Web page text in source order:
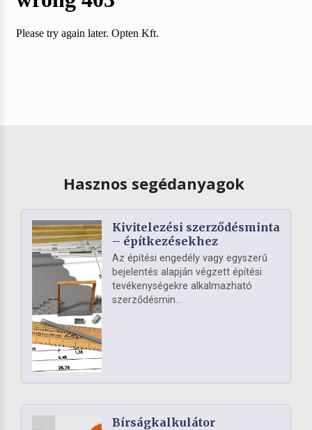
Hasznos segédanyagok
Kivitelezési szerződésminta
– építkezésekhez
Az építési engedély vagy egyszerű
bejelentés alapján végzett építési
tevékenységekre alkalmazható
szerződésmin...
Bírságkalkulátor